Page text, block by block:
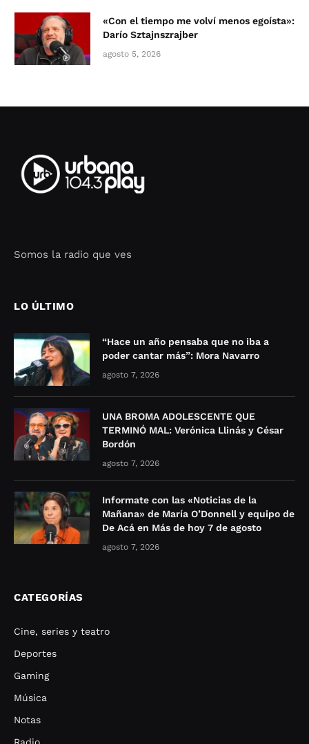
«Con el tiempo me volví menos egoísta»:
Darío Sztajnszrajber
agosto 5, 2026
Somos la radio que ves
LO ÚLTIMO
“Hace un año pensaba que no iba a
poder cantar más”: Mora Navarro
agosto 7, 2026
UNA BROMA ADOLESCENTE QUE
TERMINÓ MAL: Verónica Llinás y César
Bordón
agosto 7, 2026
Informate con las «Noticias de la
Mañana» de María O’Donnell y equipo de
De Acá en Más de hoy 7 de agosto
agosto 7, 2026
CATEGORÍAS
Cine, series y teatro
Deportes
Gaming
Música
Notas